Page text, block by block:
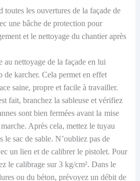
toutes les ouvertures de la façade de
une bâche de protection pour
et le nettoyage du chantier après
au nettoyage de la façade en lui
de karcher. Cela permet en effet
saine, propre et facile à travailler.
fait, branchez la sableuse et vérifiez
sont bien fermées avant la mise
. Après cela, mettez le tuyau
le sac de sable. N’oubliez pas de
un lien et de calibrer le pistolet. Pour
le calibrage sur 3 kg/cm². Dans le
ou du béton, prévoyez un débit de